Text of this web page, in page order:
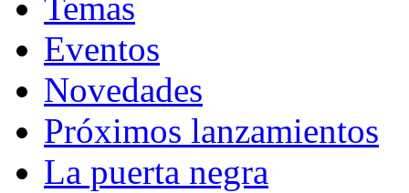
Temas
Eventos
Novedades
Próximos lanzamientos
La puerta negra